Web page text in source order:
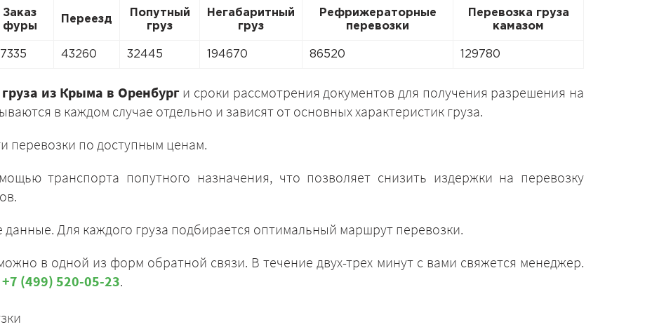
Заказ
фуры
Переезд
Попутный
груз
Негабаритный
груз
Рефрижераторные
перевозки
Перевозка груза
камазом
43260 32445 194670 86520 129780
из Крыма в Оренбурги сроки рассмотрения документов для получения разрешения на
в каждом случае отдельно и зависят от основных характеристик груза.
перевозки по доступным ценам.
транспорта попутного назначения, что позволяет снизить издержки на перевозку
Для каждого груза подбирается оптимальный маршрут перевозки.
в одной из форм обратной связи. В течение двух-трех минут с вами свяжется менеджер.
+7 (499) 520-05-23.
ЗАКАЗАТЬ